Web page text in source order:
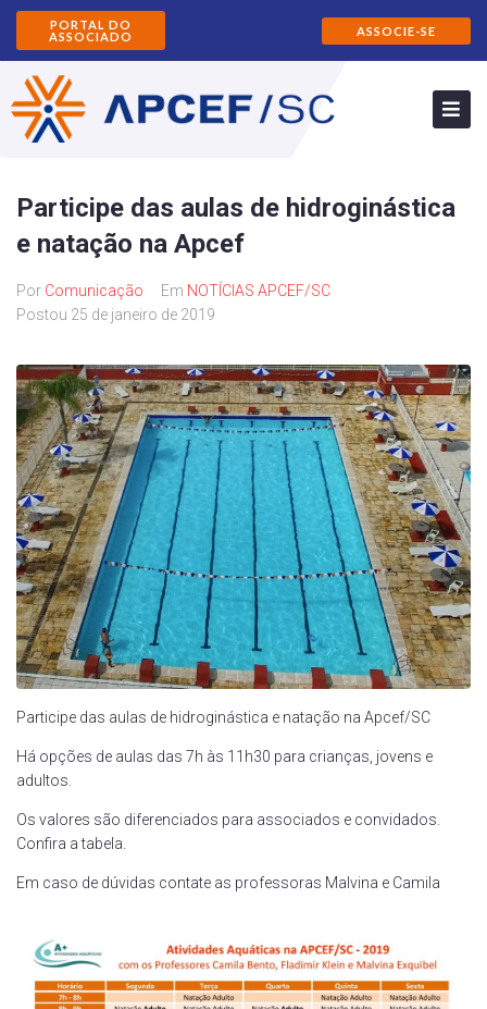
PORTAL DO
ASSOCIADO
ASSOCIE-SE
Participe das aulas de hidroginástica
e natação na Apcef
Por Comunicação Em NOTÍCIAS APCEF/SC
Postou 25 de janeiro de 2019
Participe das aulas de hidroginástica e natação na Apcef/SC
Há opções de aulas das 7h às 11h30 para crianças, jovens e
adultos.
Os valores são diferenciados para associados e convidados.
Confira a tabela.
Em caso de dúvidas contate as professoras Malvina e Camila